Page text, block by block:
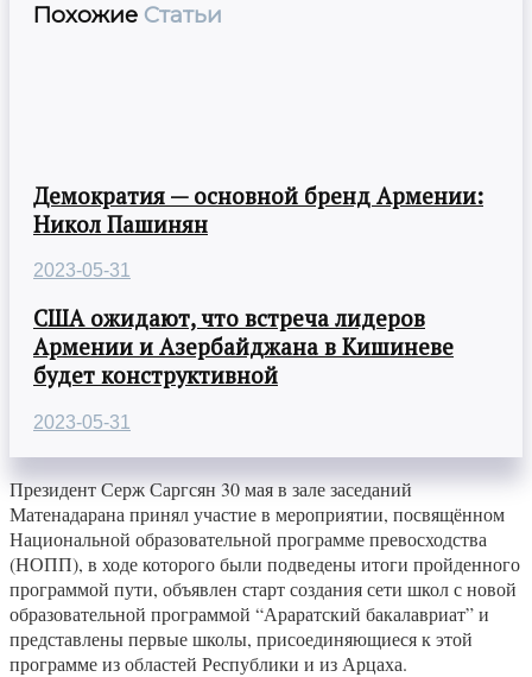
Похожие Статьи
Демократия — основной бренд Армении:
Никол Пашинян
2023-05-31
США ожидают, что встреча лидеров
Армении и Азербайджана в Кишиневе
будет конструктивной
2023-05-31
Президент Серж Саргсян 30 мая в зале заседаний
Матенадарана принял участие в мероприятии, посвящённом
Национальной образовательной программе превосходства
(НОПП), в ходе которого были подведены итоги пройденного
программой пути, объявлен старт создания сети школ с новой
образовательной программой “Араратский бакалавриат” и
представлены первые школы, присоединяющиеся к этой
программе из областей Республики и из Арцаха.